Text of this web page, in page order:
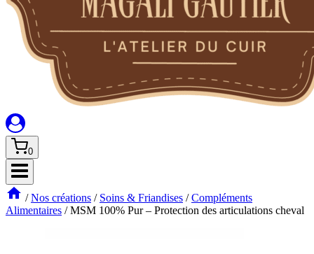
0
/ Nos créations / Soins & Friandises / Compléments
Alimentaires / MSM 100% Pur – Protection des articulations cheval